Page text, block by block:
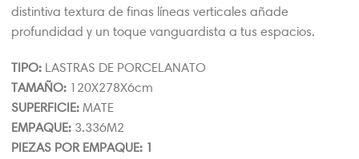
distintiva textura de finas líneas verticales añade
profundidad y un toque vanguardista a tus espacios.
TIPO: LASTRAS DE PORCELANATO
TAMAÑO: 120X278X6cm
SUPERFICIE: MATE
EMPAQUE: 3.336M2
PIEZAS POR EMPAQUE: 1